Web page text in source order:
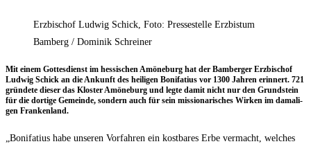
Erzbischof Ludwig Schick, Foto: Pressestelle Erzbistum
Bamberg / Dominik Schreiner
Mit einem Got­tes­dienst im hes­si­schen Amö­ne­burg hat der Bam­ber­ger Erz­bi­schof
Lud­wig Schick an die Ankunft des hei­li­gen Boni­fa­ti­us vor 1300 Jah­ren erin­nert. 721
grün­de­te die­ser das Klos­ter Amö­ne­burg und leg­te damit nicht nur den Grund­stein
für die dor­ti­ge Gemein­de, son­dern auch für sein mis­sio­na­ri­sches Wir­ken im dama­li­
gen Frankenland.
„Boni­fa­ti­us habe unse­ren Vor­fah­ren ein kost­ba­res Erbe ver­macht, wel­ches